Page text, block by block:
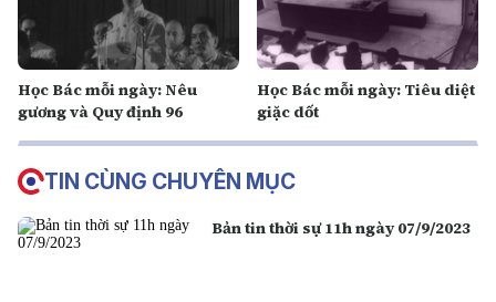
Học Bác mỗi ngày: Nêu
gương và Quy định 96
Học Bác mỗi ngày: Tiêu diệt
giặc dốt
TIN CÙNG CHUYÊN MỤC
Bản tin thời sự 11h ngày 07/9/2023